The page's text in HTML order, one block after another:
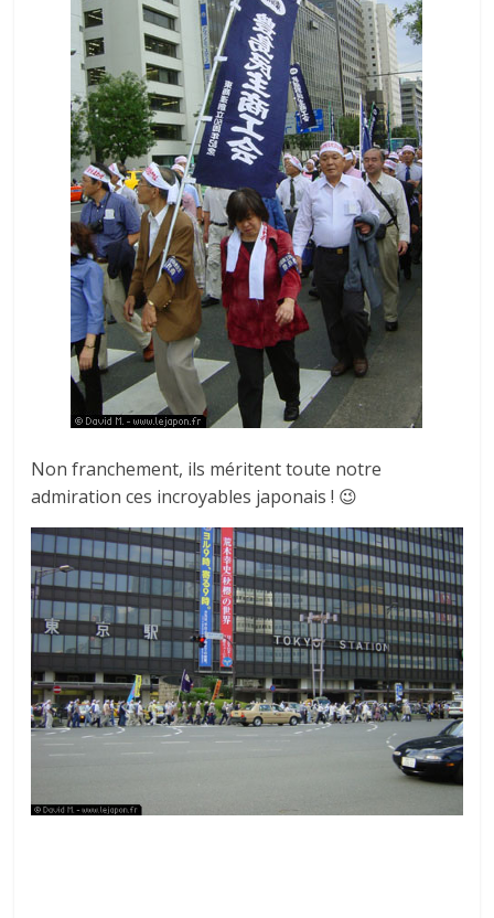
Non franchement, ils méritent toute notre
admiration ces incroyables japonais ! 😉